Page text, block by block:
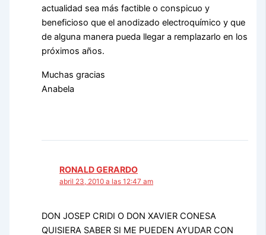
actualidad sea más factible o conspicuo y
beneficioso que el anodizado electroquímico y que
de alguna manera pueda llegar a remplazarlo en los
próximos años.
Muchas gracias
Anabela
RONALD GERARDO
abril 23, 2010 a las 12:47 am
DON JOSEP CRIDI O DON XAVIER CONESA
QUISIERA SABER SI ME PUEDEN AYUDAR CON